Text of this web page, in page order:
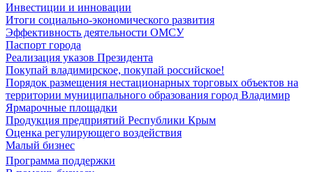
Инвестиции и инновации
Итоги социально-экономического развития
Эффективность деятельности ОМСУ
Паспорт города
Реализация указов Президента
Покупай владимирское, покупай российское!
Порядок размещения нестационарных торговых объектов на
территории муниципального образования город Владимир
Ярмарочные площадки
Продукция предприятий Республики Крым
Оценка регулирующего воздействия
Малый бизнес
Программа поддержки